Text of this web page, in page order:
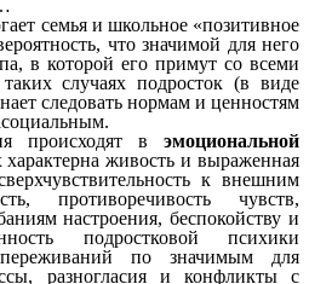
семья и школьное «позитивное
что значимой для него
в которой его примут со всеми
случаях подросток (в виде
следовать нормам и ценностям
происходят в эмоциональной
характерна живость и выраженная
к внешним
противоречивость чувств,
настроения, беспокойству и
подростковой психики
переживаний по значимым для
разногласия и конфликты с